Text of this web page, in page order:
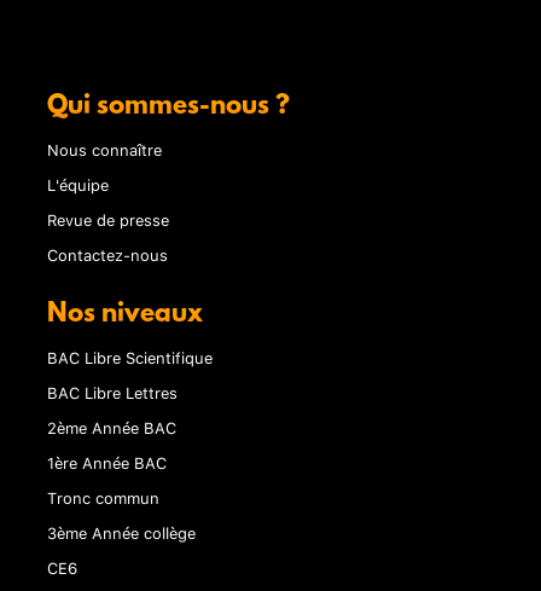
Qui sommes-nous ?
Nous connaître
L'équipe
Revue de presse
Contactez-nous
Nos niveaux
BAC Libre Scientifique
BAC Libre Lettres
2ème Année BAC
1ère Année BAC
Tronc commun
3ème Année collège
CE6